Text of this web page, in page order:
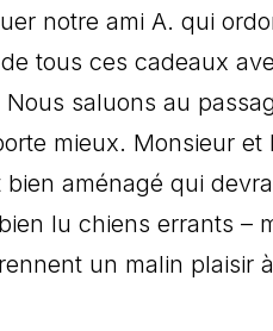
notre ami A. qui
tous ces cadeaux
saluons au
mieux. Monsieur et
aménagé qui
lu chiens errants –
un malin plaisir